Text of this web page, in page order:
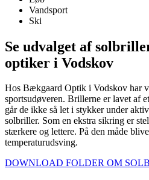
Vandsport
Ski
Se udvalget af
optiker i Vodskov
Hos Bækgaard Optik i Vodskov har
sportsudøveren. Brillerne er lavet af
går de ikke så let i stykker under
solbriller. Som en ekstra sikring er
stærkere og lettere. På den måde
temperaturudsving.
DOWNLOAD FOLDER OM